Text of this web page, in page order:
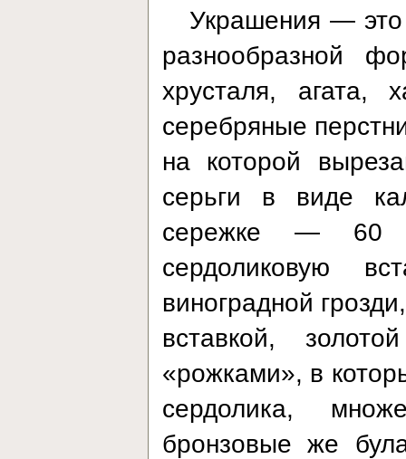
Украшения — это
разнообразной
хрусталя, агата,
серебряные
на которой
серьги в виде
сережке — 60
сердоликовую
виноградной
вставкой,
«рожками», в
сердолика,
бронзовые же